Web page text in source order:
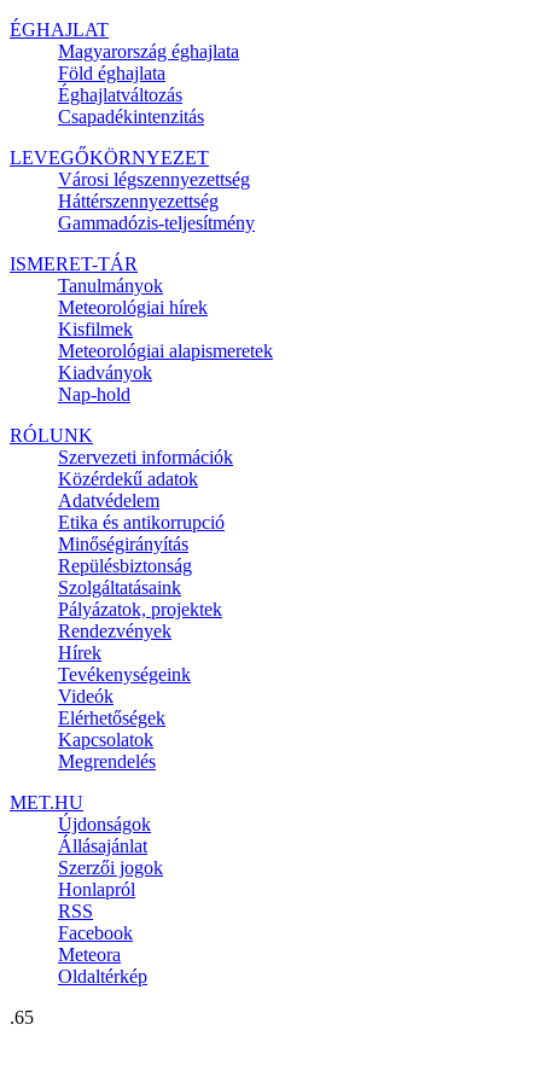
ÉGHAJLAT
Magyarország éghajlata
Föld éghajlata
Éghajlatváltozás
Csapadékintenzitás
LEVEGŐKÖRNYEZET
Városi légszennyezettség
Háttérszennyezettség
Gammadózis-teljesítmény
ISMERET-TÁR
Tanulmányok
Meteorológiai hírek
Kisfilmek
Meteorológiai alapismeretek
Kiadványok
Nap-hold
RÓLUNK
Szervezeti információk
Közérdekű adatok
Adatvédelem
Etika és antikorrupció
Minőségirányítás
Repülésbiztonság
Szolgáltatásaink
Pályázatok, projektek
Rendezvények
Hírek
Tevékenységeink
Videók
Elérhetőségek
Kapcsolatok
Megrendelés
MET.HU
Újdonságok
Állásajánlat
Szerzői jogok
Honlapról
RSS
Facebook
Meteora
Oldaltérkép
.65